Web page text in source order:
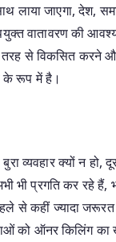
लाया जाएगा, देश,
वातावरण की
तरह से विकसित करने
के रूप में है।
व्यवहार क्यों न हो,
भी प्रगति कर रहे
से कहीं ज्यादा
को ऑनर किलिंग का